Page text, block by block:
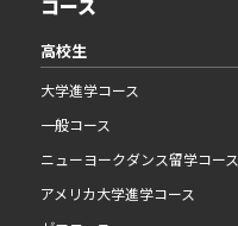
高校生
大学進学コース
一般コース
ニューヨークダンス留学コース
アメリカ大学進学コース